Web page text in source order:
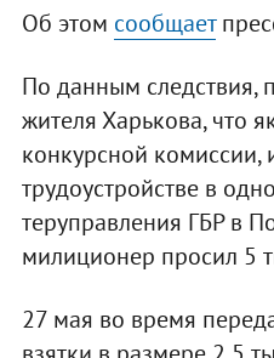
Об этом сообщает
По данным следствия,
жителя Харькова, что
конкурсной комиссии,
трудоустройстве в
теруправления ГБР в
милиционер просил 5
27 мая во время